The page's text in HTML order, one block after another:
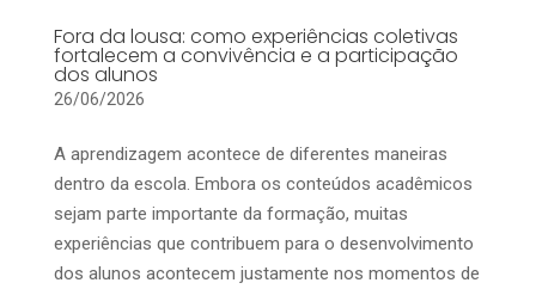
Fora da lousa: como experiências coletivas
fortalecem a convivência e a participação
dos alunos
26/06/2026
A aprendizagem acontece de diferentes maneiras
dentro da escola. Embora os conteúdos acadêmicos
sejam parte importante da formação, muitas
experiências que contribuem para o desenvolvimento
dos alunos acontecem justamente nos momentos de